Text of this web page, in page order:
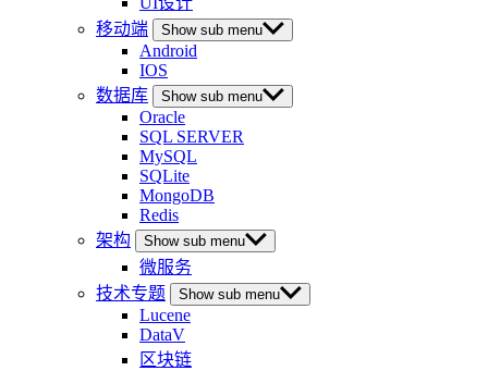
移动端
Show sub menu
Android
IOS
数据库
Show sub menu
Oracle
SQL SERVER
MySQL
SQLite
MongoDB
Redis
架构
Show sub menu
微服务
技术专题
Show sub menu
Lucene
DataV
区块链